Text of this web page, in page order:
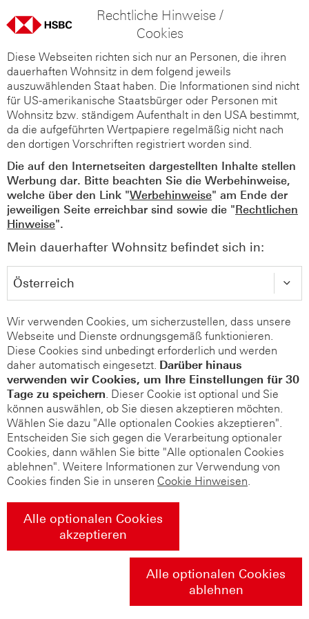
Rechtliche Hinweise /
Cookies
Diese Webseiten richten sich nur an Personen, die ihren
dauerhaften Wohnsitz in dem folgend jeweils
auszuwählenden Staat haben. Die Informationen sind nicht
für US-amerikanische Staatsbürger oder Personen mit
Wohnsitz bzw. ständigem Aufenthalt in den USA bestimmt,
da die aufgeführten Wertpapiere regelmäßig nicht nach
den dortigen Vorschriften registriert worden sind.
Die auf den Internetseiten dargestellten Inhalte stellen
Werbung dar. Bitte beachten Sie die Werbehinweise,
welche über den Link "Werbehinweise" am Ende der
jeweiligen Seite erreichbar sind sowie die "Rechtlichen
Hinweise".
Mein dauerhafter Wohnsitz befindet sich in:
Wir verwenden Cookies, um sicherzustellen, dass unsere
Webseite und Dienste ordnungsgemäß funktionieren.
Diese Cookies sind unbedingt erforderlich und werden
daher automatisch eingesetzt. Darüber hinaus
verwenden wir Cookies, um Ihre Einstellungen für 30
Tage zu speichern. Dieser Cookie ist optional und Sie
können auswählen, ob Sie diesen akzeptieren möchten.
Wählen Sie dazu "Alle optionalen Cookies akzeptieren".
Entscheiden Sie sich gegen die Verarbeitung optionaler
Cookies, dann wählen Sie bitte "Alle optionalen Cookies
ablehnen". Weitere Informationen zur Verwendung von
Cookies finden Sie in unseren Cookie Hinweisen.
Alle optionalen Cookies
akzeptieren
Alle optionalen Cookies
ablehnen